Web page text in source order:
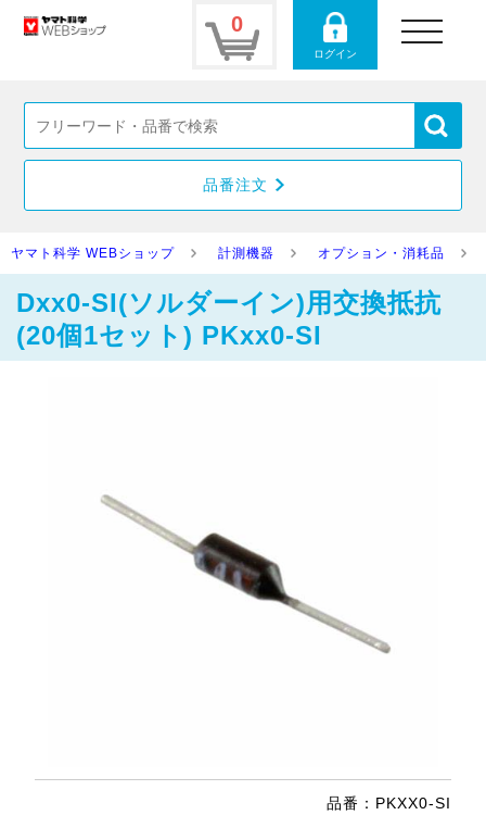
0
ログイン
toggle
navigation
品番注文
ヤマト科学 WEBショップ 計測機器 オプション・消耗品
Dxx0-SI(ソルダーイン)用交換抵抗
(20個1セット) PKxx0-SI
品番：PKXX0-SI